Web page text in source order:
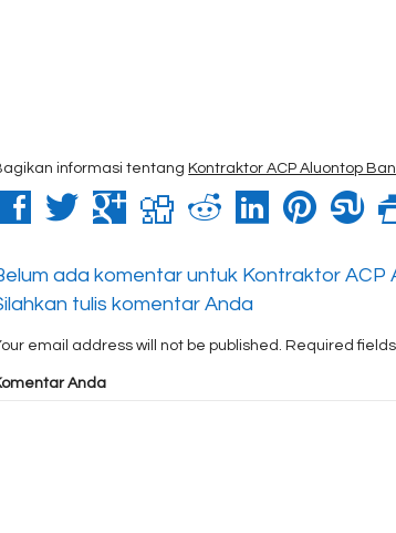
informasi tentangKontraktor ACP Aluontop
ada komentar untuk Kontraktor ACP
tulis komentar Anda
email address will not be published. Required
Anda